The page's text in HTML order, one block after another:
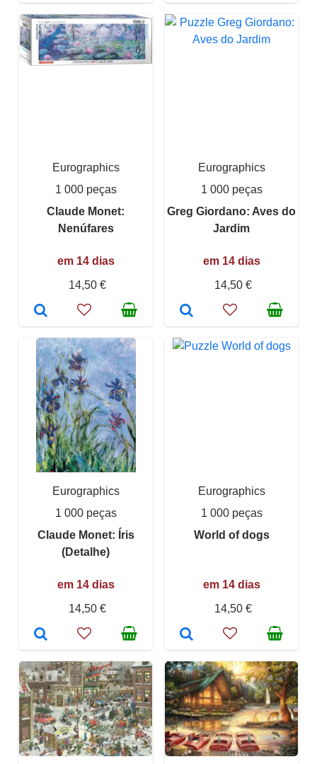
Eurographics
1 000 peças
Claude Monet:
Nenúfares
em 14 dias
14,50 €
Eurographics
1 000 peças
Greg Giordano: Aves do
Jardim
em 14 dias
14,50 €
Eurographics
1 000 peças
Claude Monet: Íris
(Detalhe)
em 14 dias
14,50 €
Eurographics
1 000 peças
World of dogs
em 14 dias
14,50 €